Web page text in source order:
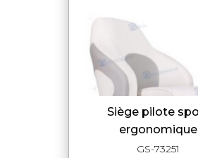
siège pilote sport
ergonomique
GS-73251